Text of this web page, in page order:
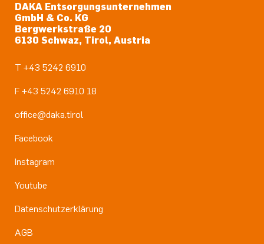
DAKA Entsorgungsunternehmen
GmbH & Co. KG
Bergwerkstraße 20
6130 Schwaz, Tirol, Austria
T +43 5242 6910
F +43 5242 6910 18
office@daka.tirol
Facebook
Instagram
Youtube
Datenschutzerklärung
AGB